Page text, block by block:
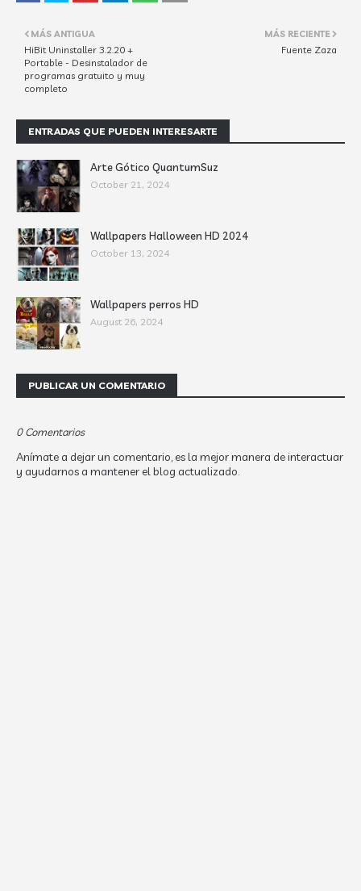
MÁS RECIENTE
Fuente Zaza
MÁS ANTIGUA
HiBit Uninstaller 3.2.20 +
Portable - Desinstalador de
programas gratuito y muy
completo
ENTRADAS QUE PUEDEN INTERESARTE
Arte Gótico QuantumSuz
October 21, 2024
Wallpapers Halloween HD 2024
October 13, 2024
Wallpapers perros HD
August 26, 2024
PUBLICAR UN COMENTARIO
0 Comentarios
Anímate a dejar un comentario, es la mejor manera de interactuar
y ayudarnos a mantener el blog actualizado.